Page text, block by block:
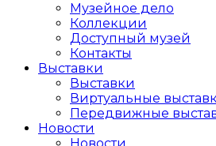
Музейное дело
Коллекции
Доступный музей
Контакты
Выставки
Выставки
Виртуальные
Передвижные
Новости